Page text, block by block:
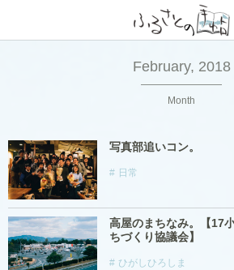
February, 2018
Month
写真部追いコン。
日常
高屋のまちなみ。【17
ちづくり協議会】
ひがしひろしま